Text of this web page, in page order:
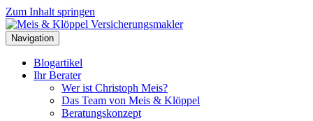
Zum Inhalt springen
Navigation
Blogartikel
Ihr Berater
Wer ist Christoph Meis?
Das Team von Meis & Klöppel
Beratungskonzept